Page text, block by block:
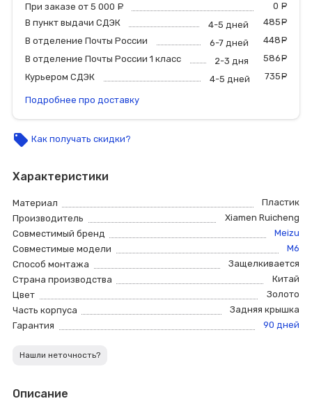
При заказе от 5 000 0
В пункт выдачи СДЭК
4-5 дней 485
В отделение Почты России
6-7 дней 448
В отделение Почты России 1 класс
2-3 дня 586
Курьером СДЭК
4-5 дней 735
Подробнее про доставку
local_offer Как получать скидки?
Характеристики
Материал
Пластик
Производитель
Xiamen Ruicheng
Совместимый бренд
Meizu
Совместимые модели
M6
Способ монтажа
Защелкивается
Страна производства
Китай
Цвет
Золото
Часть корпуса
Задняя крышка
Гарантия
90 дней
Нашли неточность?
Описание